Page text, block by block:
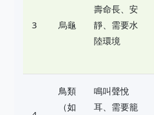
3 烏龜
壽命長、安
靜、需要水
陸環境
鳥類
（如
鳴叫聲悅
耳、需要籠